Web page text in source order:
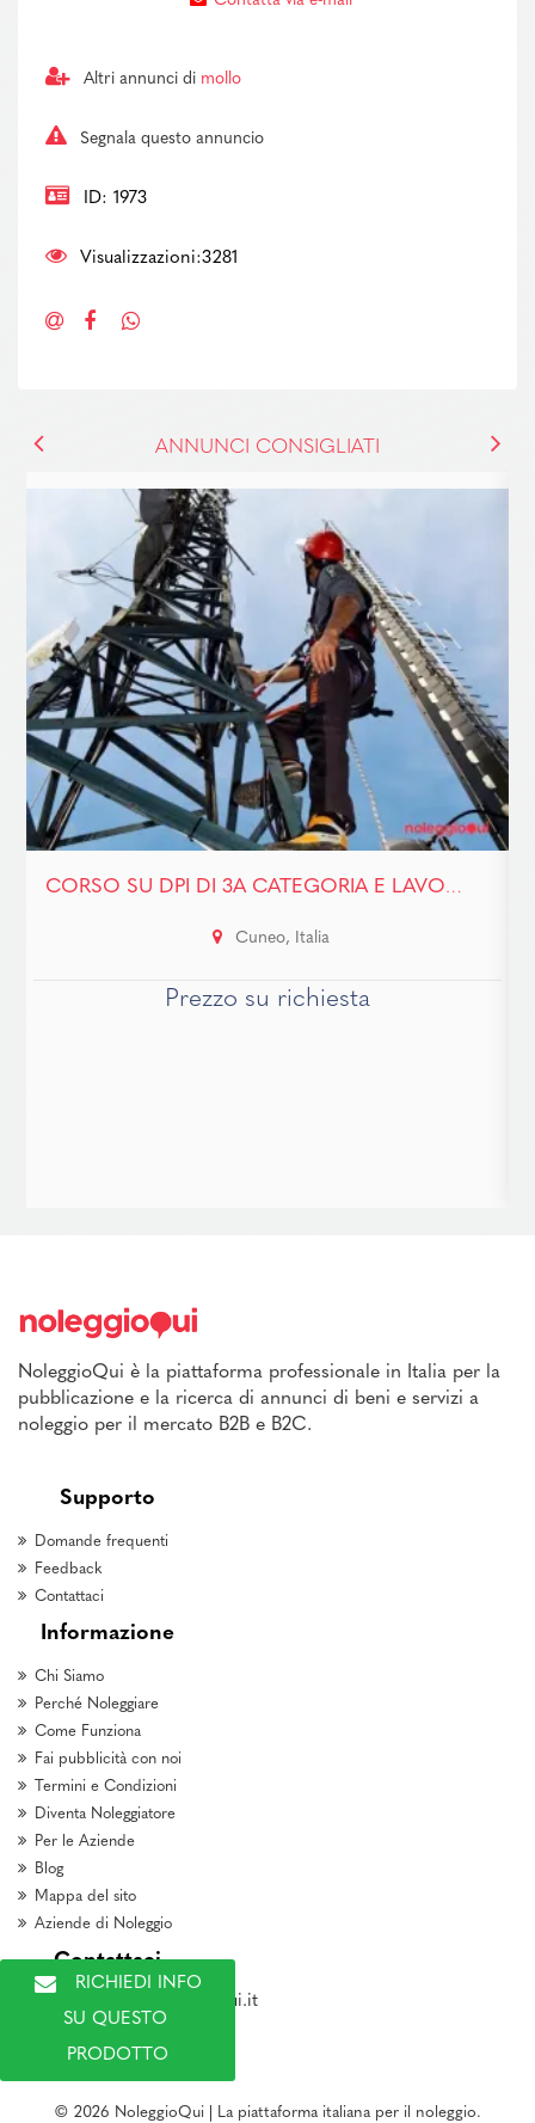
RICHIEDI INFO
SU QUESTO
PRODOTTO
Altri annunci di mollo
Segnala questo annuncio
ID: 1973
Visualizzazioni:3281
ANNUNCI CONSIGLIATI
CORSO SU DPI DI 3A CATEGORIA E LAVORI IN QUOTA
Cuneo, Italia
Prezzo su richiesta
NoleggioQui è la piattaforma professionale in Italia per la
pubblicazione e la ricerca di annunci di beni e servizi a
noleggio per il mercato B2B e B2C.
Supporto
Domande frequenti
Feedback
Contattaci
Informazione
Chi Siamo
Perché Noleggiare
Come Funziona
Fai pubblicità con noi
Termini e Condizioni
Diventa Noleggiatore
Per le Aziende
Blog
Mappa del sito
Aziende di Noleggio
Contattaci
marketing@noleggioqui.it
© 2026 NoleggioQui | La piattaforma italiana per il noleggio.